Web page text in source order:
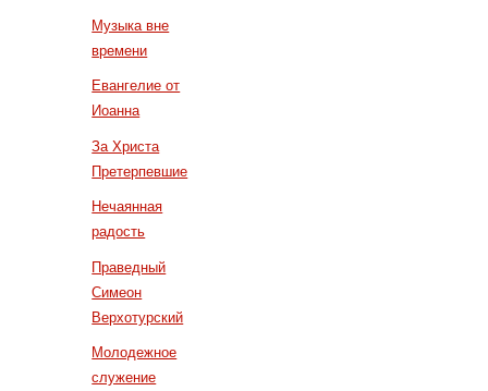
Музыка вне
времени
Евангелие от
Иоанна
За Христа
Претерпевшие
Нечаянная
радость
Праведный
Симеон
Верхотурский
Молодежное
служение